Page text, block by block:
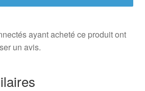
ayant acheté ce produit ont
un avis.